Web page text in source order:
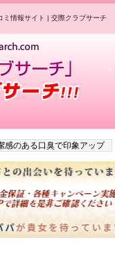
ミ情報サイト | 交際クラブサーチ
感のある口臭で印象アップ